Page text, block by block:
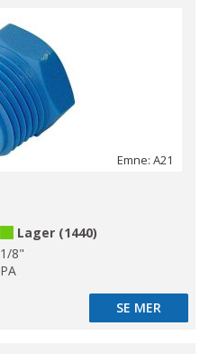
Emne: A21
Lager (1440)
1/8"
PA
SE MER
SE MER